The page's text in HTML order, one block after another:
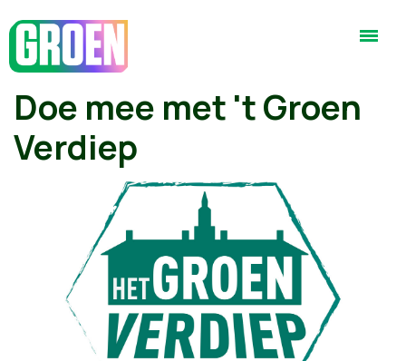
Doe mee met 't Groen
Verdiep